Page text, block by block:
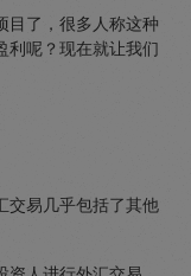
目了，很多人称这种
利呢？现在就让我们
交易几乎包括了其他